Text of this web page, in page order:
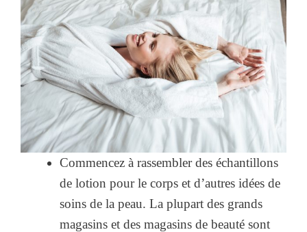
Commencez à rassembler des échantillons
de lotion pour le corps et d’autres idées de
soins de la peau. La plupart des grands
magasins et des magasins de beauté sont